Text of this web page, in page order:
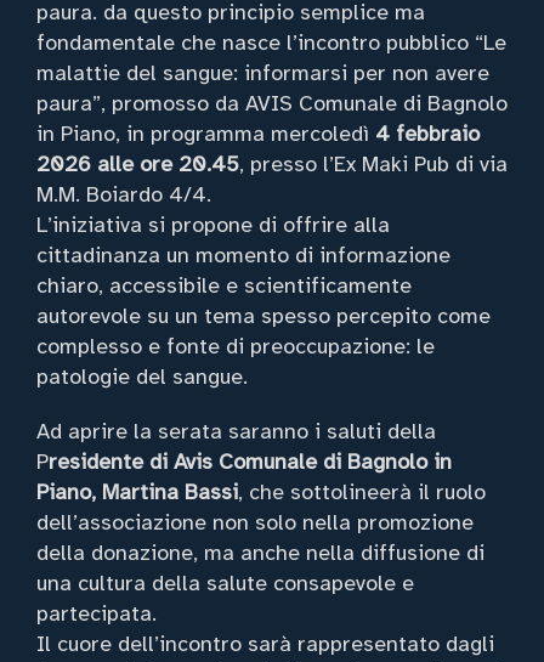
paura. da questo principio semplice ma
fondamentale che nasce l’incontro pubblico “Le
malattie del sangue: informarsi per non avere
paura”, promosso da AVIS Comunale di Bagnolo
in Piano, in programma mercoledì 4 febbraio
2026 alle ore 20.45, presso l’Ex Maki Pub di via
M.M. Boiardo 4/4.
L’iniziativa si propone di offrire alla
cittadinanza un momento di informazione
chiaro, accessibile e scientificamente
autorevole su un tema spesso percepito come
complesso e fonte di preoccupazione: le
patologie del sangue.
Ad aprire la serata saranno i saluti della
Presidente di Avis Comunale di Bagnolo in
Piano, Martina Bassi, che sottolineerà il ruolo
dell’associazione non solo nella promozione
della donazione, ma anche nella diffusione di
una cultura della salute consapevole e
partecipata.
Il cuore dell’incontro sarà rappresentato dagli